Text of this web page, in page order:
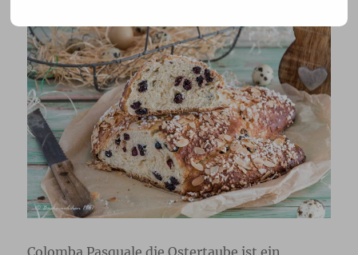
Colomba Pasquale die Ostertaube ist ein